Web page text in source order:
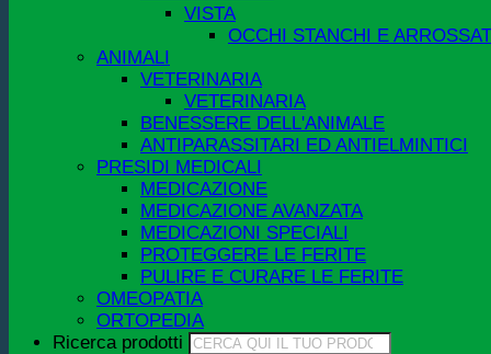
VISTA
OCCHI STANCHI E
ANIMALI
VETERINARIA
VETERINARIA
BENESSERE DELL'ANIMALE
ANTIPARASSITARI ED ANTIELMINTICI
PRESIDI MEDICALI
MEDICAZIONE
MEDICAZIONE AVANZATA
MEDICAZIONI SPECIALI
PROTEGGERE LE FERITE
PULIRE E CURARE LE FERITE
OMEOPATIA
ORTOPEDIA
Ricerca prodotti